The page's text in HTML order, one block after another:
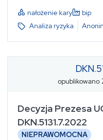
nałożenie kary
bip
Analiza ryzyka
opublikowano
Decyzja Prezesa
DKN.5131.7.2022
NIEPRAWOMOCNA